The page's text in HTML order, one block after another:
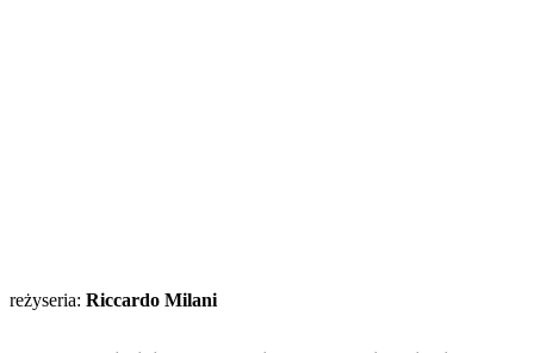
reżyseria: Riccardo Milani